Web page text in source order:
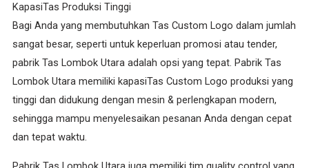
KapasiTas Produksi Tinggi
Bagi Anda yang membutuhkan Tas Custom Logo dalam jumlah
sangat besar, seperti untuk keperluan promosi atau tender,
pabrik Tas Lombok Utara adalah opsi yang tepat. Pabrik Tas
Lombok Utara memiliki kapasiTas Custom Logo produksi yang
tinggi dan didukung dengan mesin & perlengkapan modern,
sehingga mampu menyelesaikan pesanan Anda dengan cepat
dan tepat waktu.